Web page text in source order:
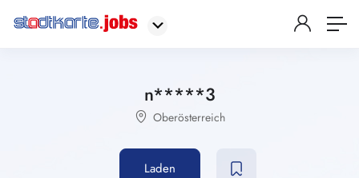
n*****3
Oberösterreich
Laden